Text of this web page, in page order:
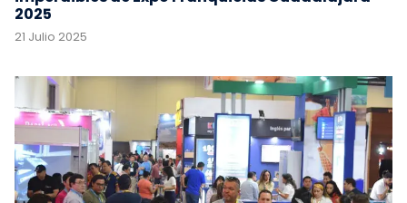
2025
21 Julio 2025